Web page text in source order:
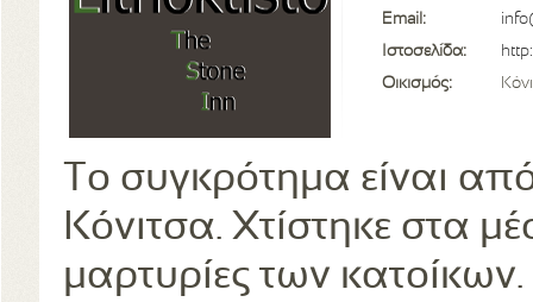
Email:
Ιστοσελίδα:
Οικισμός:
Το συγκρότημα είναι
Κόνιτσα. Χτίστηκε στα
μαρτυρίες των